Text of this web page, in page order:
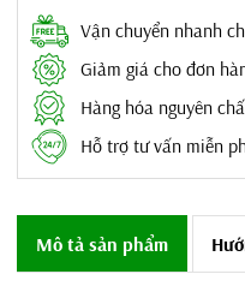
Vận chuyển nhanh
Giảm giá cho đơn
Hàng hóa nguyên
Hỗ trợ tư vấn miễn
Mô tả sản phẩm